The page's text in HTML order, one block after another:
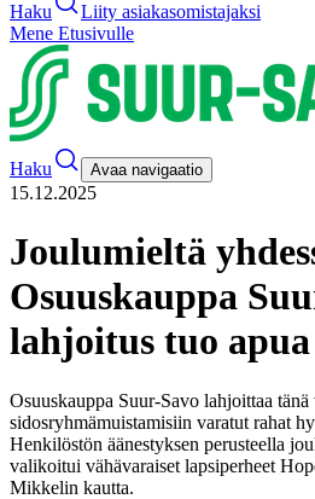
Haku
Liity asiakasomistajaksi
Mene Etusivulle
Haku Avaa navigaatio
15.12.2025
Joulumieltä
Osuuskauppa
lahjoitus tuo
Osuuskauppa Suur-Savo lahjoittaa
sidosryhmämuistamisiin varatut rahat
Henkilöstön äänestyksen perusteella
valikoitui vähävaraiset lapsiperheet
Mikkelin kautta.